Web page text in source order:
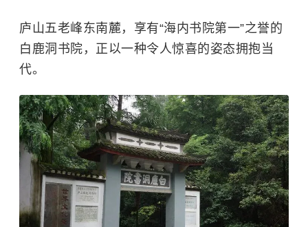
庐山五老峰东南麓，享有“海内书院第一”之誉的
白鹿洞书院，正以一种令人惊喜的姿态拥抱当
代。